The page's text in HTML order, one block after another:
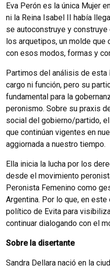
Eva Perón es la única Mujer
ni la Reina Isabel II había
se autoconstruye y
los arquetipos, un molde que
con esos modos, formas y
Partimos del análisis de esta
cargo ni función, pero su
fundamental para la
peronismo. Sobre su praxis
social del gobierno/partido,
que continúan vigentes en
aggiornada a nuestro tiempo.
Ella inicia la lucha por los
desde el movimiento
Peronista Femenino como
Argentina. Por lo que, en
político de Evita para
continuar dialogando con el
Sobre la disertante
Sandra Dellara nació en la